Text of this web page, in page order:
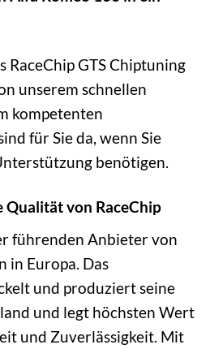
RaceChip GTS Chiptuning
unserem schnellen
kompetenten
für Sie da, wenn Sie
benötigen.
Qualität von RaceChip
führenden Anbieter von
in Europa. Das
und produziert seine
und legt höchsten Wert
und Zuverlässigkeit. Mit